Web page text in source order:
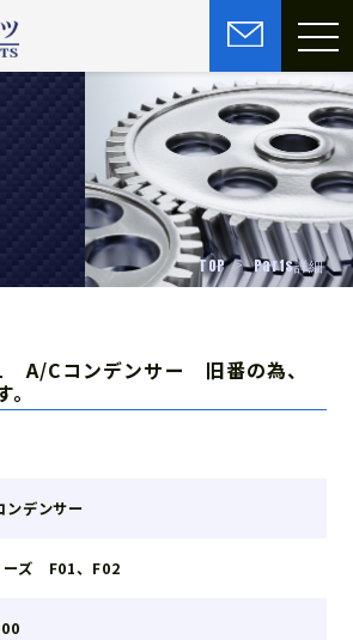
TOP Parts詳細
A/Cコンデンサー 旧番の為、
ンデンサー
ーズ F01、F02